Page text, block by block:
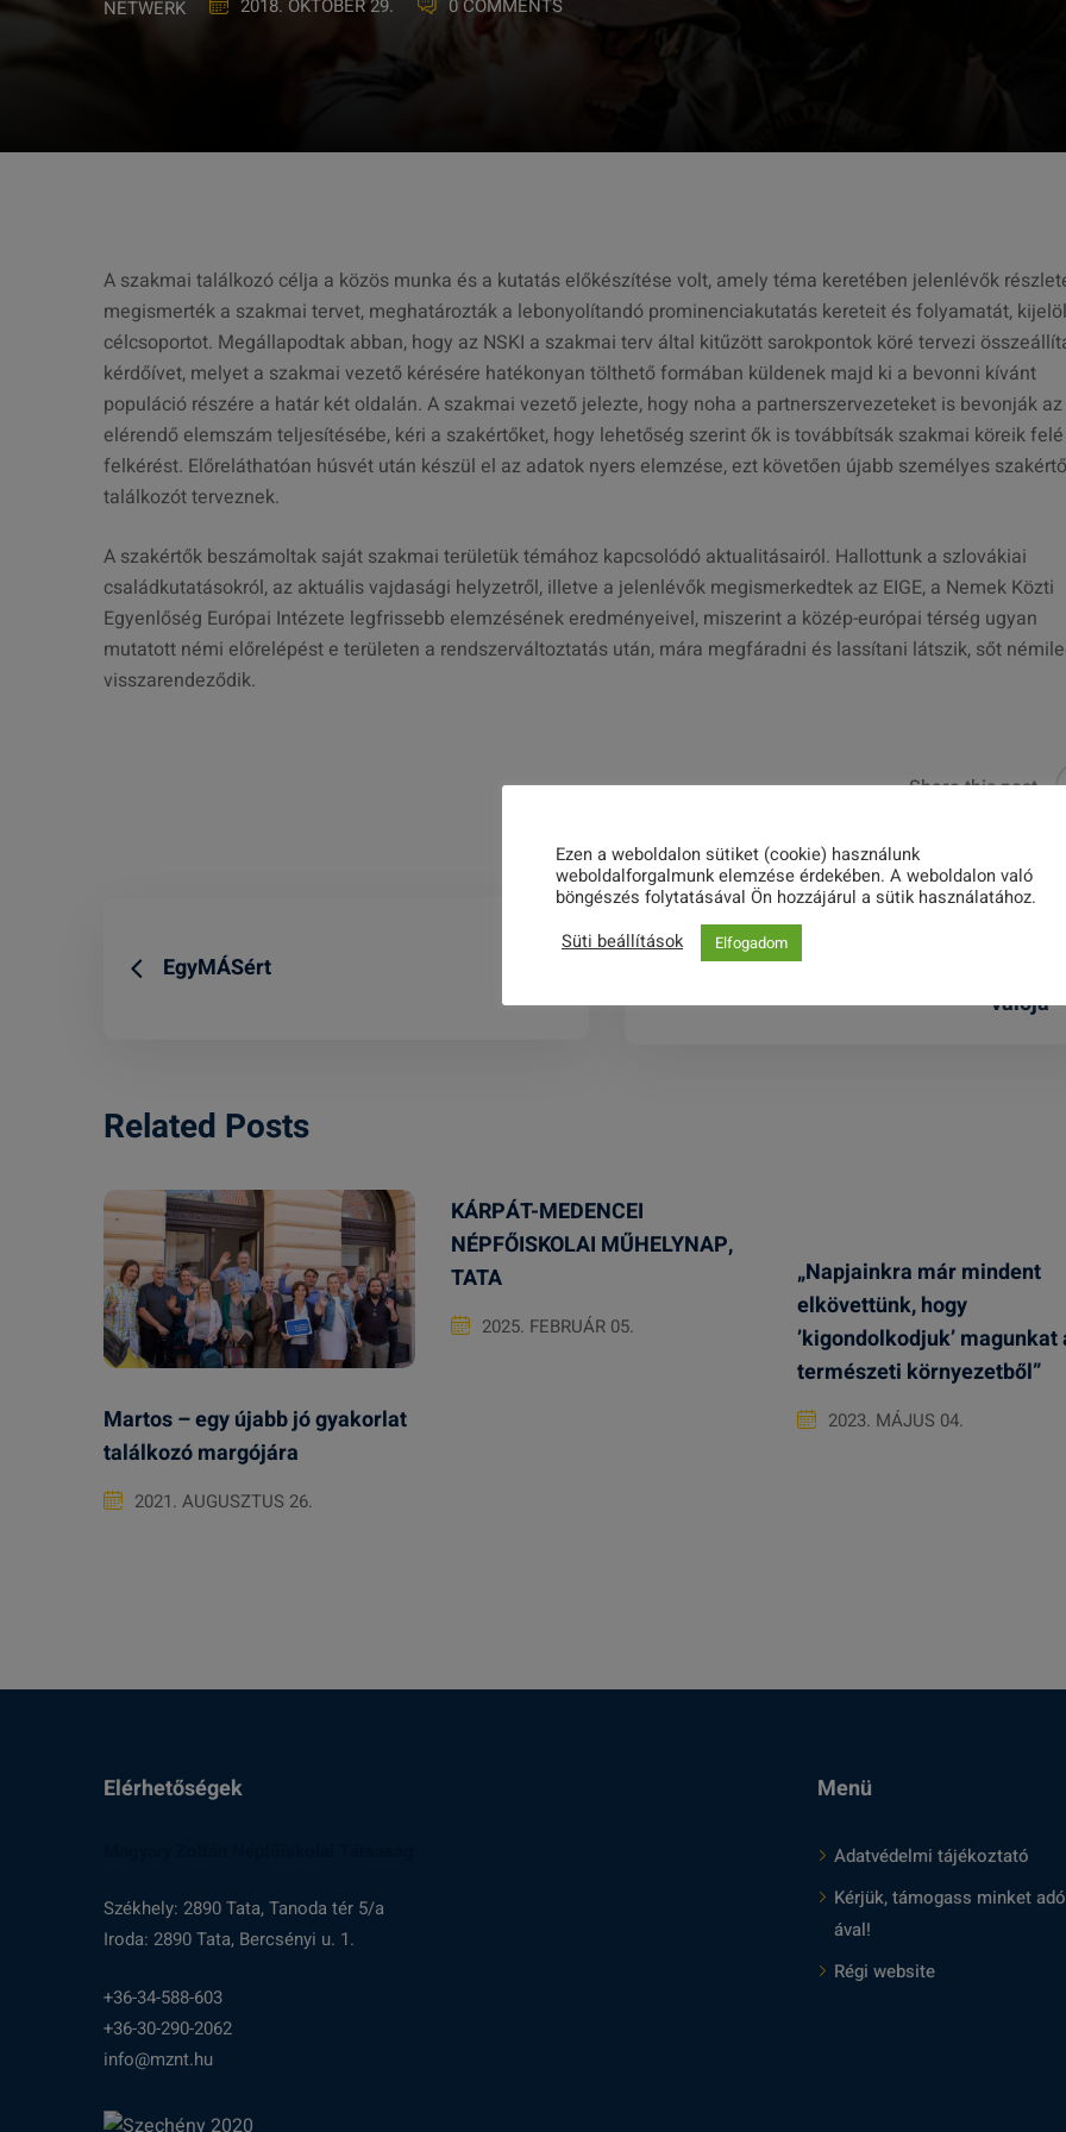
NETWERK 2018. OKTÓBER 29. 0 COMMENTS
A szakmai találkozó célja a közös munka és a kutatás előkészítése volt, amely téma keretében jelenlévők
megismerték a szakmai tervet, meghatározták a lebonyolítandó prominenciakutatás kereteit és folyamatát,
célcsoportot. Megállapodtak abban, hogy az NSKI a szakmai terv által kitűzött sarokpontok köré tervezi
kérdőívet, melyet a szakmai vezető kérésére hatékonyan tölthető formában küldenek majd ki a bevonni kívánt
populáció részére a határ két oldalán. A szakmai vezető jelezte, hogy noha a partnerszervezeteket is bevonják az
elérendő elemszám teljesítésébe, kéri a szakértőket, hogy lehetőség szerint ők is továbbítsák szakmai köreik
felkérést. Előreláthatóan húsvét után készül el az adatok nyers elemzése, ezt követően újabb személyes
találkozót terveznek.
A szakértők beszámoltak saját szakmai területük témához kapcsolódó aktualitásairól. Hallottunk a szlovákiai
családkutatásokról, az aktuális vajdasági helyzetről, illetve a jelenlévők megismerkedtek az EIGE, a Nemek Közti
Egyenlőség Európai Intézete legfrissebb elemzésének eredményeivel, miszerint a közép-európai térség ugyan
mutatott némi előrelépést e területen a rendszerváltoztatás után, mára megfáradni és lassítani látszik, sőt
visszarendeződik.
Share this post
EgyMÁSért
Görögországnak van a legtöbb javítani
valója
Related Posts
Martos – egy újabb jó gyakorlat
találkozó margójára
2021. AUGUSZTUS 26.
KÁRPÁT-MEDENCEI
NÉPFŐISKOLAI MŰHELYNAP,
TATA
2025. FEBRUÁR 05.
„Napjainkra már mindent
elkövettünk, hogy
’kigondolkodjuk’ magunkat
természeti környezetből”
2023. MÁJUS 04.
Elérhetőségek
Székhely: 2890 Tata, Tanoda tér 5/a
Iroda: 2890 Tata, Bercsényi u. 1.
+36-34-588-603
+36-30-290-2062
info@mznt.hu
Menü
Adatvédelmi tájékoztató
Kérjük, támogass minket
ával!
Régi website
Ezen a weboldalon sütiket (cookie) használunk
weboldalforgalmunk elemzése érdekében. A weboldalon való
böngészés folytatásával Ön hozzájárul a sütik használatához.
Süti beállítások
Elfogadom